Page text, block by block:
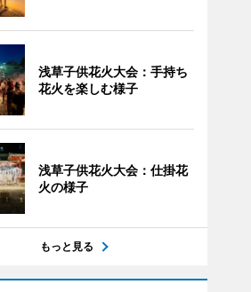
浅草子供花火大会：手持ち
花火を楽しむ様子
浅草子供花火大会：仕掛花
火の様子
もっと見る